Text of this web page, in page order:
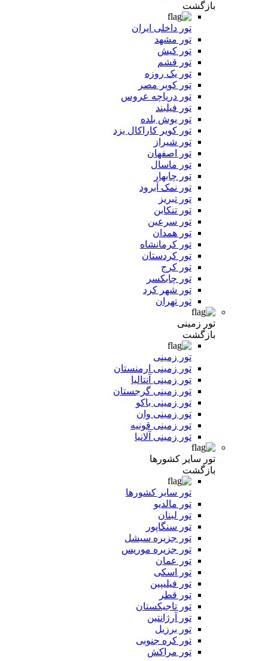
بازگشت
تور داخلی ایران
تور مشهد
تور کیش
تور قشم
تور یک روزه
تور کویر مصر
تور دریاچه عروس
تور فیلبند
تور یوش بلده
تور کویر کاراکال یزد
تور شیراز
تور اصفهان
تور ماسال
تور چابهار
تور نمک آبرود
تور تبریز
تور تنکابن
تور سرعین
تور همدان
تور کرمانشاه
تور کردستان
تور کرج
تور چابکسر
تور شهر کرد
تور تهران
تور زمینی
بازگشت
تور زمینی
تور زمینی ارمنستان
تور زمینی آنتالیا
تور زمینی گرجستان
تور زمینی باکو
تور زمینی وان
تور زمینی قونیه
تور زمینی آلانیا
تور سایر کشورها
بازگشت
تور سایر کشورها
تور مالدیو
تور لبنان
تور سنگاپور
تور جزیره سیشل
تور جزیره موریس
تور عمان
تور اسکی
تور فیلیپین
تور قطر
تور تاجیکستان
تور آرژانتین
تور برزیل
تور کره جنوبی
تور مراکش